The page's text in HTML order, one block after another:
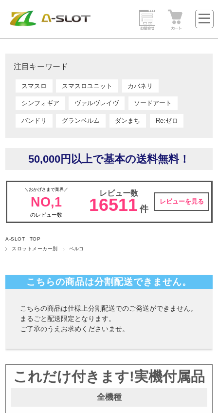
注目キーワード
スマスロ スマスロユニット カバネリ
シンフォギア ヴァルヴレイヴ ソードアート
バンドリ グランベルム ダンまち Re:ゼロ
50,000円以上で基本の送料無料！
＼おかげさまで業界／
NO,1
のレビュー数
レビュー数
16511 件
レビューを見る
A-SLOT TOP
スロットメーカー別
ベルコ
こちらの商品は分割配送できません。
こちらの商品は仕様上分割配送でのご発送ができません。
まるごと配送限定となります。
ご了承のうえお求めくださいませ。
これだけ付きます!実機付属品
全機種